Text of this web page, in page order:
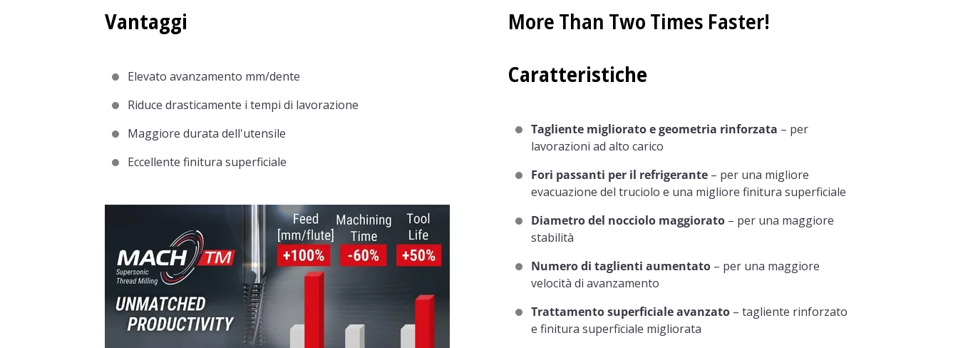
Vantaggi
Elevato avanzamento mm/dente
Riduce drasticamente i tempi di lavorazione
Maggiore durata dell'utensile
Eccellente finitura superficiale
More Than Two Times Faster!
Caratteristiche
Tagliente migliorato e geometria rinforzata – per
lavorazioni ad alto carico
Fori passanti per il refrigerante– per una migliore
evacuazione del truciolo e una migliore finitura superficiale
Diametro del nocciolo maggiorato– per una maggiore
stabilità
Numero di taglienti aumentato– per una maggiore
velocità di avanzamento
Trattamento superficiale avanzato– tagliente rinforzato
e finitura superficiale migliorata